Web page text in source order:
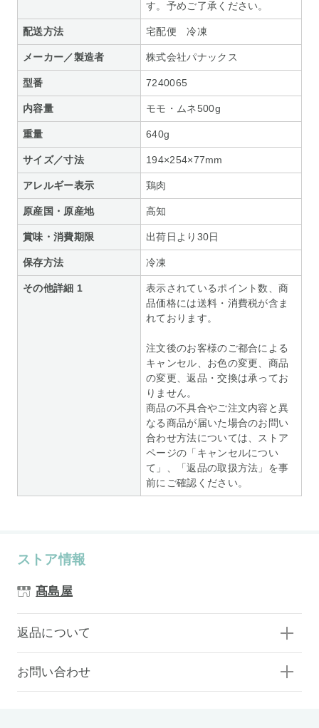
す。予めご了承ください。
配送方法 宅配便 冷凍
メーカー／製造者 株式会社パナックス
型番 7240065
内容量 モモ・ムネ500g
重量 640g
サイズ／寸法 194×254×77mm
アレルギー表示 鶏肉
原産国・原産地 高知
賞味・消費期限 出荷日より30日
保存方法 冷凍
その他詳細 1
表示されているポイント数、商
品価格には送料・消費税が含ま
れております。
注文後のお客様のご都合による
キャンセル、お色の変更、商品
の変更、返品・交換は承ってお
りません。
商品の不具合やご注文内容と異
なる商品が届いた場合のお問い
合わせ方法については、ストア
ページの「キャンセルについ
て」、「返品の取扱方法」を事
前にご確認ください。
ストア情報
髙島屋
返品について
お問い合わせ